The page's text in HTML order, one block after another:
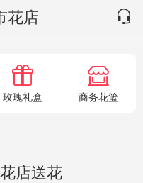
花店
玫瑰礼盒 商务花篮
店送花